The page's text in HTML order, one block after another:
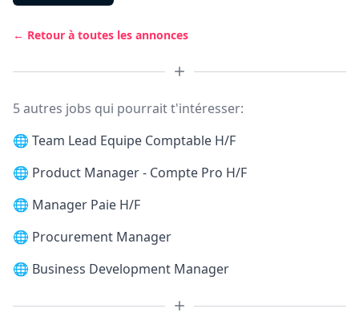
← Retour à toutes les annonces
5 autres jobs qui pourrait t'intéresser:
🌐 Team Lead Equipe Comptable H/F
🌐 Product Manager - Compte Pro H/F
🌐 Manager Paie H/F
🌐 Procurement Manager
🌐 Business Development Manager